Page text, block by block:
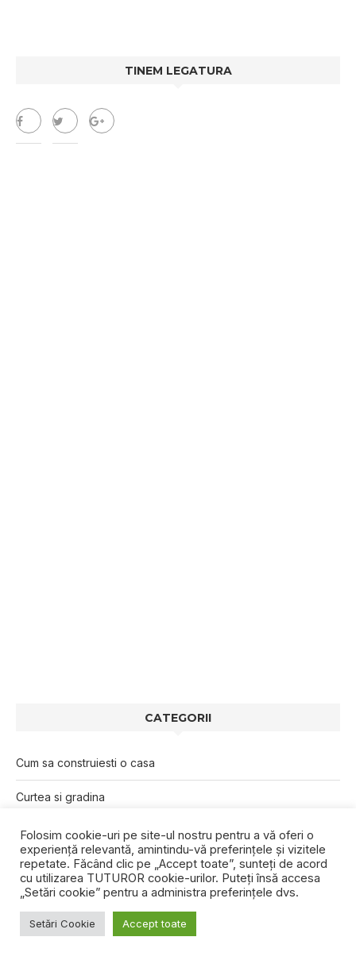
TINEM LEGATURA
CATEGORII
Cum sa construiesti o casa
Curtea si gradina
Arhitectura
Destinatii turistice
Stiri
Galerii foto
Folosim cookie-uri pe site-ul nostru pentru a vă oferi o
experiență relevantă, amintindu-vă preferințele și vizitele
repetate. Făcând clic pe „Accept toate”, sunteți de acord
cu utilizarea TUTUROR cookie-urilor. Puteți însă accesa
„Setări cookie” pentru a administra preferințele dvs.
Setări Cookie Accept toate